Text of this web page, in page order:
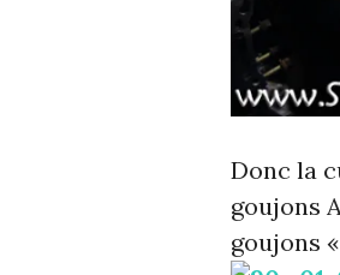
Donc la
goujons
goujons